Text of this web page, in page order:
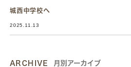
城西中学校へ
2025.11.13
ARCHIVE 月別アーカイブ